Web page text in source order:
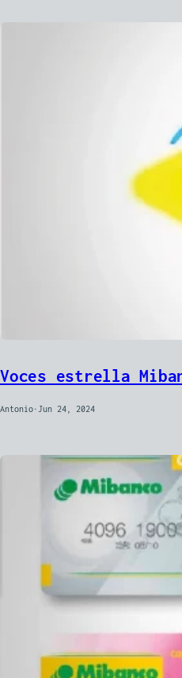
Voces estrella
Antonio· Jun 24, 2024